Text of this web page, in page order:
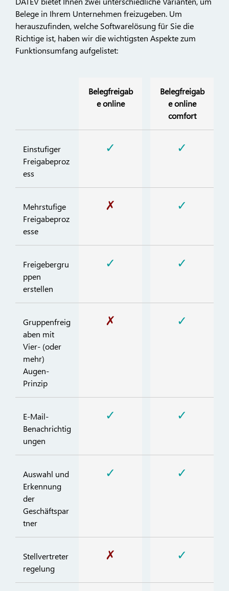
Belege in Ihrem Unternehmen freizugeben. Um
herauszufinden, welche Softwarelösung für Sie die
Richtige ist, haben wir die wichtigsten Aspekte zum
Funktionsumfang aufgelistet:
Belegfreigab
e online
Belegfreigab
e online
comfort
Einstufiger
Freigabeproz
ess
✓ ✓
Mehrstufige
Freigabeproz
esse
✗ ✓
Freigebergru
ppen
erstellen
✓ ✓
Gruppenfreig
aben mit
Vier- (oder
mehr)
Augen-
Prinzip
✗ ✓
E-Mail-
Benachrichtig
ungen
✓ ✓
Auswahl und
Erkennung
der
Geschäftspar
tner
✓ ✓
Stellvertreter
regelung
✗ ✓